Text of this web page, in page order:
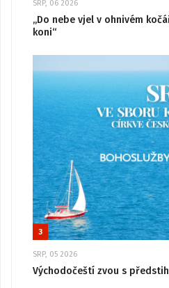
SRP, 06 2026
„Do nebe vjel v ohnivém
koni“
3
SRP, 05 2026
Východočeští zvou s